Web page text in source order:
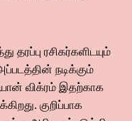
ரசிகர்களிடயும்
நடிக்கும்
விக்ரம் இதற்காக
குறிப்பாக